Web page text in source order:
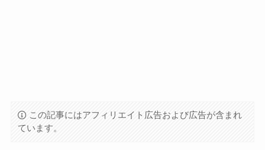
この記事にはアフィリエイト広告および広告が含まれ
ています。